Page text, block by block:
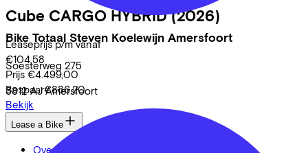
Bike Totaal Steven Koelewijn Amersfoort
Soesterweg 275
3812 AJ Amersfoort
Cube CARGO HYBRID (2026)
Leaseprijs p/m vanaf
€104,58
Prijs €4.499,00
Bespaar€886,20
Bekijk
Lease a Bike
Over ons